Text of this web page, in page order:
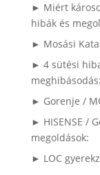
► Miért
hibák és
► Mosási
► 4 sütési
meghibásodás:
► Gorenje /
► HISENSE /
megoldások:
► LOC